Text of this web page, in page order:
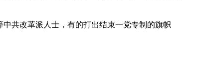
共改革派人士，有的打出结束一党专制的旗帜